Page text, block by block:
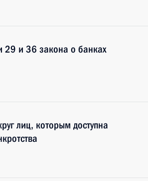
29 и 36 закона о банках
лиц, которым доступна